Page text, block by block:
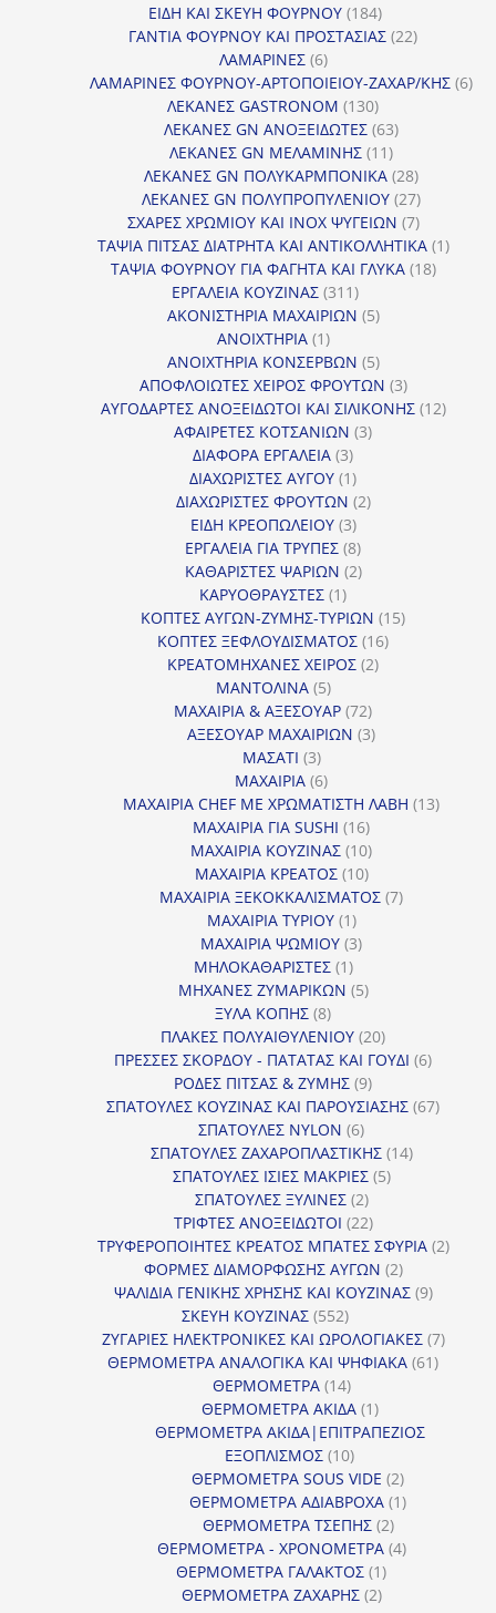
προϊόντα
ΕΙΔΗ ΚΑΙ ΣΚΕΥΗ ΦΟΥΡΝΟΥ 184184
προϊόντα
ΓΑΝΤΙΑ ΦΟΥΡΝΟΥ ΚΑΙ ΠΡΟΣΤΑΣΙΑΣ 2222
ΛΑΜΑΡΙΝΕΣ 66
προϊόντα
ΛΑΜΑΡΙΝΕΣ ΦΟΥΡΝΟΥ-ΑΡΤΟΠΟΙΕΙΟΥ-ΖΑΧΑΡ/ΚΗΣ 66
ΛΕΚΑΝΕΣ GASTRONOM 130130
προϊόντα
ΛΕΚΑΝΕΣ GN ΑΝΟΞΕΙΔΩΤΕΣ 6363
ΛΕΚΑΝΕΣ GN ΜΕΛΑΜΙΝΗΣ 1111
προϊόντα
ΛΕΚΑΝΕΣ GN ΠΟΛΥΚΑΡΜΠΟΝΙΚΑ 2828
προϊόντα
ΛΕΚΑΝΕΣ GN ΠΟΛΥΠΡΟΠΥΛΕΝΙΟΥ 2727
προϊόντα
ΣΧΑΡΕΣ ΧΡΩΜΙΟΥ ΚΑΙ INOX ΨΥΓΕΙΩΝ 77
προϊόντα
ΤΑΨΙΑ ΠΙΤΣΑΣ ΔΙΑΤΡΗΤΑ ΚΑΙ ΑΝΤΙΚΟΛΛΗΤΙΚΑ 11
ΤΑΨΙΑ ΦΟΥΡΝΟΥ ΓΙΑ ΦΑΓΗΤΑ ΚΑΙ ΓΛΥΚΑ 1818
ΕΡΓΑΛΕΙΑ ΚΟΥΖΙΝΑΣ 311311
προϊόντα
ΑΚΟΝΙΣΤΗΡΙΑ ΜΑΧΑΙΡΙΩΝ 55
ΑΝΟΙΧΤΗΡΙΑ 11
προϊόν
ΑΝΟΙΧΤΗΡΙΑ ΚΟΝΣΕΡΒΩΝ 55
προϊόντα
ΑΠΟΦΛΟΙΩΤΕΣ ΧΕΙΡΟΣ ΦΡΟΥΤΩΝ 33
προϊόντα
ΑΥΓΟΔΑΡΤΕΣ ΑΝΟΞΕΙΔΩΤΟΙ ΚΑΙ ΣΙΛΙΚΟΝΗΣ 1212
ΑΦΑΙΡΕΤΕΣ ΚΟΤΣΑΝΙΩΝ 33
ΔΙΑΦΟΡΑ ΕΡΓΑΛΕΙΑ 33
προϊόντα
ΔΙΑΧΩΡΙΣΤΕΣ ΑΥΓΟΥ 11
προϊόν
ΔΙΑΧΩΡΙΣΤΕΣ ΦΡΟΥΤΩΝ 22
ΕΙΔΗ ΚΡΕΟΠΩΛΕΙΟΥ 33
προϊόντα
ΕΡΓΑΛΕΙΑ ΓΙΑ ΤΡΥΠΕΣ 88
προϊόντα
ΚΑΘΑΡΙΣΤΕΣ ΨΑΡΙΩΝ 22
ΚΑΡΥΟΘΡΑΥΣΤΕΣ 11
προϊόν
ΚΟΠΤΕΣ ΑΥΓΩΝ-ΖΥΜΗΣ-ΤΥΡΙΩΝ 1515
ΚΟΠΤΕΣ ΞΕΦΛΟΥΔΙΣΜΑΤΟΣ 1616
ΚΡΕΑΤΟΜΗΧΑΝΕΣ ΧΕΙΡΟΣ 22
ΜΑΝΤΟΛΙΝΑ 55
προϊόντα
ΜΑΧΑΙΡΙΑ & ΑΞΕΣΟΥΑΡ 7272
προϊόντα
ΑΞΕΣΟΥΑΡ ΜΑΧΑΙΡΙΩΝ 33
ΜΑΣΑΤΙ 33
προϊόντα
ΜΑΧΑΙΡΙΑ 66
προϊόντα
ΜΑΧΑΙΡΙΑ CHEF ΜΕ ΧΡΩΜΑΤΙΣΤΗ ΛΑΒΗ 1313
ΜΑΧΑΙΡΙΑ ΓΙΑ SUSHI 1616
προϊόντα
ΜΑΧΑΙΡΙΑ ΚΟΥΖΙΝΑΣ 1010
προϊόντα
ΜΑΧΑΙΡΙΑ ΚΡΕΑΤΟΣ 1010
προϊόντα
ΜΑΧΑΙΡΙΑ ΞΕΚΟΚΚΑΛΙΣΜΑΤΟΣ 77
ΜΑΧΑΙΡΙΑ ΤΥΡΙΟΥ 11
προϊόν
ΜΑΧΑΙΡΙΑ ΨΩΜΙΟΥ 33
ΜΗΛΟΚΑΘΑΡΙΣΤΕΣ 11
προϊόν
ΜΗΧΑΝΕΣ ΖΥΜΑΡΙΚΩΝ 55
ΞΥΛΑ ΚΟΠΗΣ 88
προϊόντα
ΠΛΑΚΕΣ ΠΟΛΥΑΙΘΥΛΕΝΙΟΥ 2020
προϊόντα
ΠΡΕΣΣΕΣ ΣΚΟΡΔΟΥ - ΠΑΤΑΤΑΣ ΚΑΙ ΓΟΥΔΙ 66
ΡΟΔΕΣ ΠΙΤΣΑΣ & ΖΥΜΗΣ 99
προϊόντα
ΣΠΑΤΟΥΛΕΣ ΚΟΥΖΙΝΑΣ ΚΑΙ ΠΑΡΟΥΣΙΑΣΗΣ 6767
ΣΠΑΤΟΥΛΕΣ NYLON 66
προϊόντα
ΣΠΑΤΟΥΛΕΣ ΖΑΧΑΡΟΠΛΑΣΤΙΚΗΣ 1414
ΣΠΑΤΟΥΛΕΣ ΙΣΙΕΣ ΜΑΚΡΙΕΣ 55
ΣΠΑΤΟΥΛΕΣ ΞΥΛΙΝΕΣ 22
προϊόντα
ΤΡΙΦΤΕΣ ΑΝΟΞΕΙΔΩΤΟΙ 2222
προϊόντα
ΤΡΥΦΕΡΟΠΟΙΗΤΕΣ ΚΡΕΑΤΟΣ ΜΠΑΤΕΣ ΣΦΥΡΙΑ 22
ΦΟΡΜΕΣ ΔΙΑΜΟΡΦΩΣΗΣ ΑΥΓΩΝ 22
προϊόντα
ΨΑΛΙΔΙΑ ΓΕΝΙΚΗΣ ΧΡΗΣΗΣ ΚΑΙ ΚΟΥΖΙΝΑΣ 99
ΣΚΕΥΗ ΚΟΥΖΙΝΑΣ 552552
προϊόντα
ΖΥΓΑΡΙΕΣ ΗΛΕΚΤΡΟΝΙΚΕΣ ΚΑΙ ΩΡΟΛΟΓΙΑΚΕΣ 77
ΘΕΡΜΟΜΕΤΡΑ ΑΝΑΛΟΓΙΚΑ ΚΑΙ ΨΗΦΙΑΚΑ 6161
ΘΕΡΜΟΜΕΤΡΑ 1414
προϊόντα
ΘΕΡΜΟΜΕΤΡΑ ΑΚΙΔΑ 11
προϊόν
ΘΕΡΜΟΜΕΤΡΑ ΑΚΙΔΑ|ΕΠΙΤΡΑΠΕΖΙΟΣ
ΕΞΟΠΛΙΣΜΟΣ 1010
προϊόντα
ΘΕΡΜΟΜΕΤΡΑ SOUS VIDE 22
προϊόντα
ΘΕΡΜΟΜΕΤΡΑ ΑΔΙΑΒΡΟΧΑ 11
ΘΕΡΜΟΜΕΤΡΑ ΤΣΕΠΗΣ 22
προϊόντα
ΘΕΡΜΟΜΕΤΡΑ - ΧΡΟΝΟΜΕΤΡΑ 44
ΘΕΡΜΟΜΕΤΡΑ ΓΑΛΑΚΤΟΣ 11
προϊόν
ΘΕΡΜΟΜΕΤΡΑ ΖΑΧΑΡΗΣ 22